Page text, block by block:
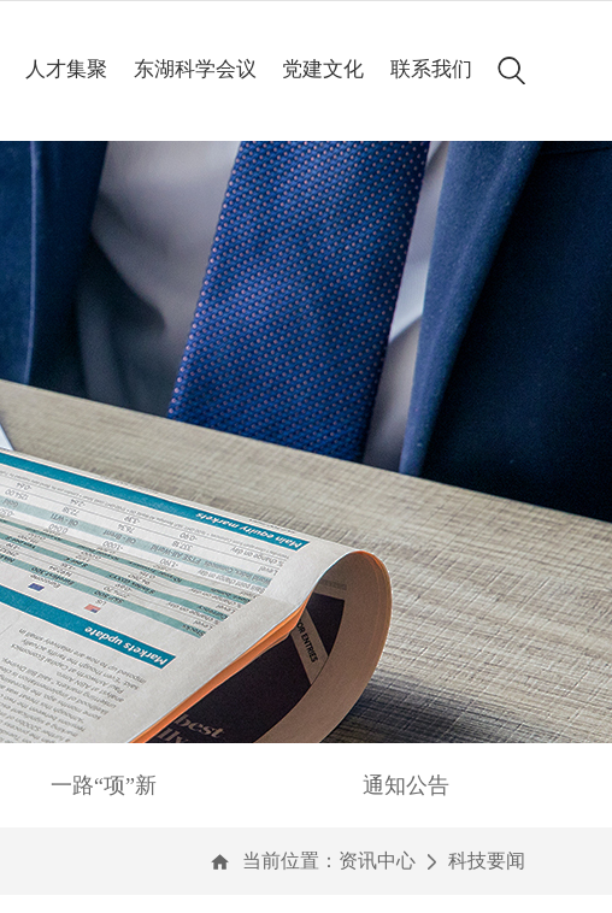
人才集聚 东湖科学会议
会议简介
历届集锦
高清图集
会议聚焦
精彩60秒
线上申办
党建文化
党建动态
专题专栏
联系我们
一路“项”新 通知公告
当前位置： 资讯中心 科技要闻